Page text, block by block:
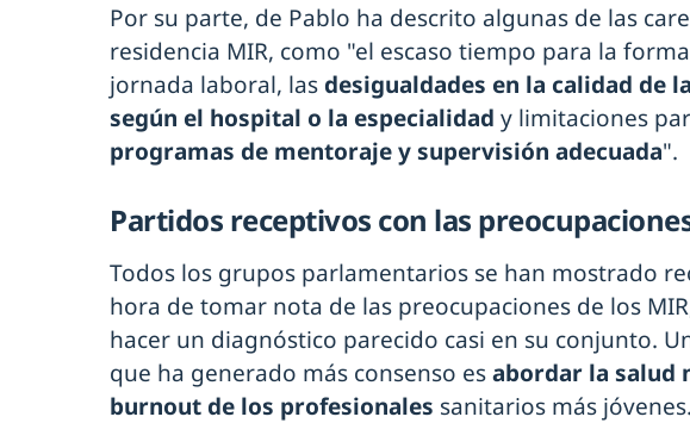
Por su parte, de Pablo ha descrito algunas de las
residencia MIR, como "el escaso tiempo para la
jornada laboral, las desigualdades en la calidad de
según el hospital o la especialidad y limitaciones
programas de mentoraje y supervisión adecuada".
Partidos receptivos con las
Todos los grupos parlamentarios se han mostrado
hora de tomar nota de las preocupaciones de los
hacer un diagnóstico parecido casi en su conjunto.
que ha generado más consenso esabordar la salud
burnout de los profesionales sanitarios más jóvenes.